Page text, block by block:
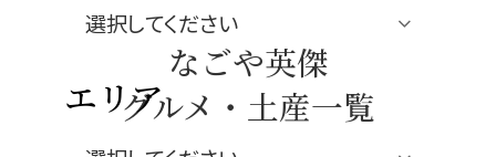
秀長グルメ・土産一覧
名古屋＜秀長＞観光モデルコース
エリア
なごや英傑
グルメ・土産一覧